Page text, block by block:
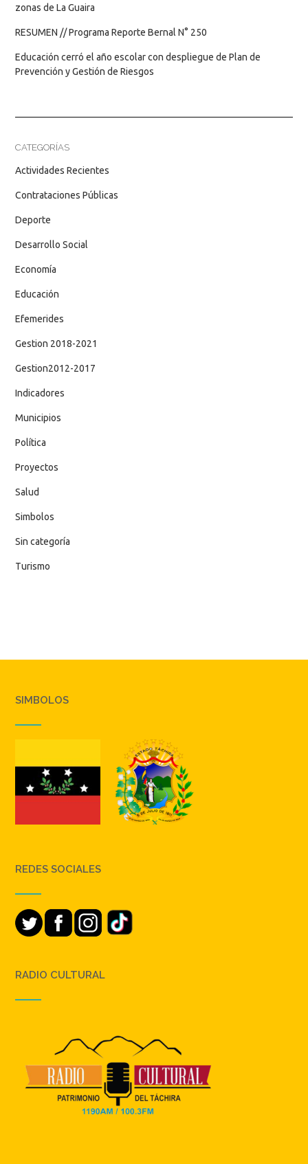
zonas de La Guaira
RESUMEN // Programa Reporte Bernal N° 250
Educación cerró el año escolar con despliegue de Plan de
Prevención y Gestión de Riesgos
CATEGORÍAS
Actividades Recientes
Contrataciones Públicas
Deporte
Desarrollo Social
Economía
Educación
Efemerides
Gestion 2018-2021
Gestion2012-2017
Indicadores
Municipios
Política
Proyectos
Salud
Simbolos
Sin categoría
Turismo
SIMBOLOS
REDES SOCIALES
RADIO CULTURAL